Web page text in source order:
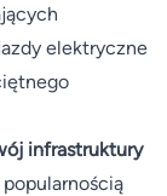
elektryczne
infrastruktury